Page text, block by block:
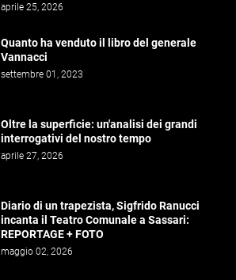
aprile 25, 2026
Quanto ha venduto il libro del generale
Vannacci
settembre 01, 2023
Oltre la superficie: un'analisi dei grandi
interrogativi del nostro tempo
aprile 27, 2026
Diario di un trapezista, Sigfrido Ranucci
incanta il Teatro Comunale a Sassari:
REPORTAGE + FOTO
maggio 02, 2026